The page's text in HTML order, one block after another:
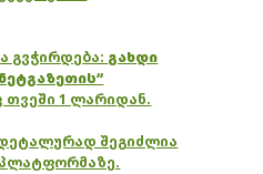
გვჭირდება: გახდი
თვეში 1 ლარიდან.
შეგიძლია